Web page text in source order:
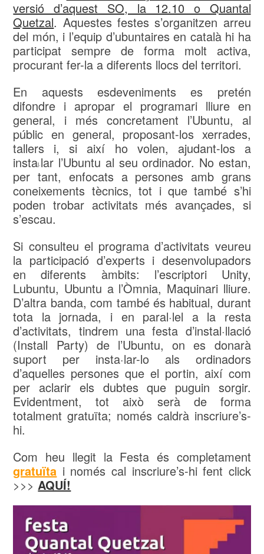
versió d’aquest SO, la 12.10 o Quantal
Quetzal. Aquestes festes s’organitzen arreu
del món, i l’equip d’ubuntaires en català hi ha
participat sempre de forma molt activa,
procurant fer-la a diferents llocs del territori.
En aquests esdeveniments es pretén
difondre i apropar el programari lliure en
general, i més concretament l’Ubuntu, al
públic en general, proposant-los xerrades,
tallers i, si així ho volen, ajudant-los a
instal·lar l’Ubuntu al seu ordinador. No estan,
per tant, enfocats a persones amb grans
coneixements tècnics, tot i que també s’hi
poden trobar activitats més avançades, si
s’escau.
Si consulteu el programa d’activitats veureu
la participació d’experts i desenvolupadors
en diferents àmbits: l’escriptori Unity,
Lubuntu, Ubuntu a l’Òmnia, Maquinari lliure.
D’altra banda, com també és habitual, durant
tota la jornada, i en paral·lel a la resta
d’activitats, tindrem una festa d’instal·llació
(Install Party) de l’Ubuntu, on es donarà
suport per insta·lar-lo als ordinadors
d’aquelles persones que el portin, així com
per aclarir els dubtes que puguin sorgir.
Evidentment, tot això serà de forma
totalment gratuïta; només caldrà inscriure’s-
hi.
Com heu llegit la Festa és completament
gratuïta i només cal inscriure’s-hi fent click
>>>AQUÍ!